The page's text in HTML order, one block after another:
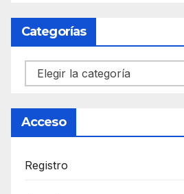
Categorías
Categorías
Acceso
Registro